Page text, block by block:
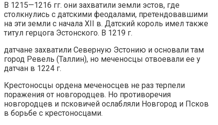
В 1215—1216 гг. они захватили земли эстов, где
столкнулись с датскими феодалами, претендовавшими
на эти земли с начала XII в. Датский король имел также
титул герцога Эстонского. В 1219 г.
датчане захватили Северную Эстонию и основали там
город Ревель (Таллин), но меченосцы отвоевали ее у
датчан в 1224 г.
Крестоносцы ордена меченосцев не раз терпели
поражения от новгородцев. Но противоречия
новгородцев и псковичей ослабляли Новгород и Псков
в борьбе с крестоносцами.